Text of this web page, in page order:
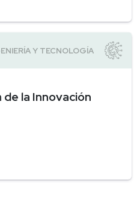
la Innovación